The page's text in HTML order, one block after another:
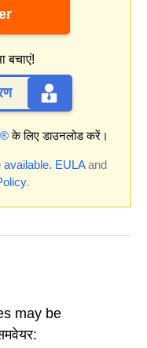
बचाएं!
के लिए डाउनलोड करें।
available. EULAand
.
may be